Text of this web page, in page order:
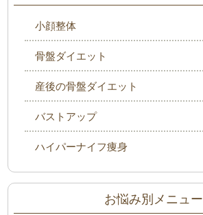
小顔整体
骨盤ダイエット
産後の骨盤ダイエット
バストアップ
ハイパーナイフ痩身
お悩み別メニュー